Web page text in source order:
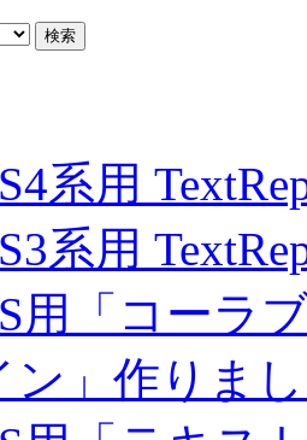
系用
系用
用「コーラ
ン」作りま